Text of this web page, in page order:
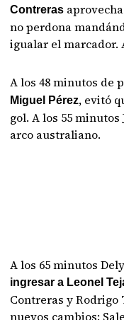
Contreras
no perdona
igualar el
A los 48 minutos de
Miguel Pérez, evitó
gol. A los 55
arco australiano.
A los 65 minutos
ingresar a Leonel
Contreras y Rodrigo
nuevos cambios: